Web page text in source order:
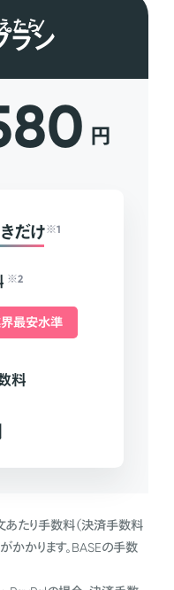
たら
ラン
円
だけ ※1
※2
最安水準
料
あたり手数料（決済手数料
かかります。BASEの手数